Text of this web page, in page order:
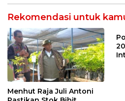
Rekomendasi untuk
Menhut Raja Juli Antoni